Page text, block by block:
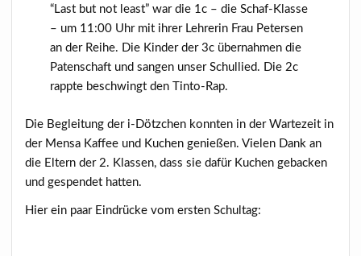
“Last but not least” war die 1c – die Schaf-Klasse
– um 11:00 Uhr mit ihrer Lehrerin Frau Petersen
an der Reihe. Die Kinder der 3c übernahmen die
Patenschaft und sangen unser Schullied. Die 2c
rappte beschwingt den Tinto-Rap.
Die Begleitung der i-Dötzchen konnten in der Wartezeit in
der Mensa Kaffee und Kuchen genießen. Vielen Dank an
die Eltern der 2. Klassen, dass sie dafür Kuchen gebacken
und gespendet hatten.
Hier ein paar Eindrücke vom ersten Schultag: